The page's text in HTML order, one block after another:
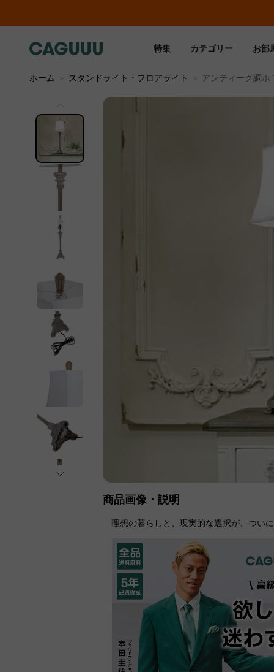
特集 カテゴリー お部
ホーム
スタンドライト・フロアライト アンティーク調
商品画像・説明
理想の暮らしと、現実的な選択が、つい